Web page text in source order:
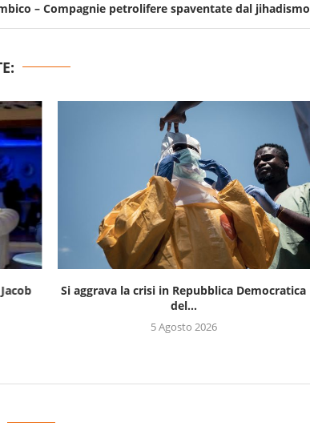
– Compagnie petrolifere spaventate dal jihadismo
Si aggrava la crisi in Repubblica Democratica
del...
5 Agosto 2026